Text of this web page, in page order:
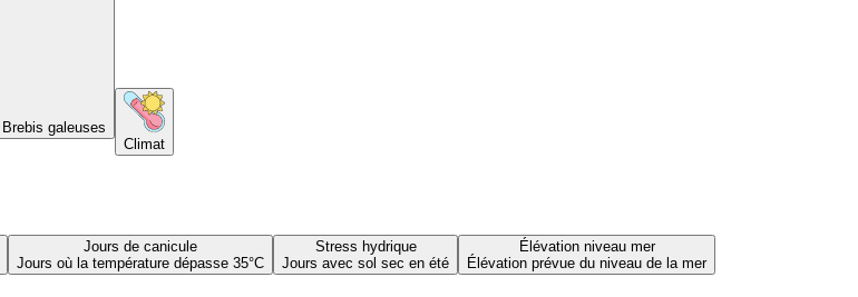
Brebis galeuses
Climat
Jours de canicule
Jours où la température dépasse 35°C
Stress hydrique
Jours avec sol sec en été
Élévation niveau mer
Élévation prévue du niveau de la mer